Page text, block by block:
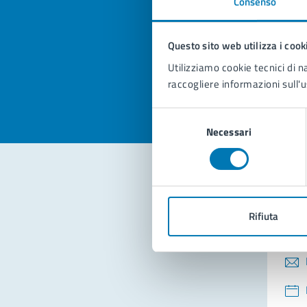
Questo sito web utilizza i
Utilizziamo cookie tecnici di
raccogliere informazioni
consenso
Necessari
Rifiuta